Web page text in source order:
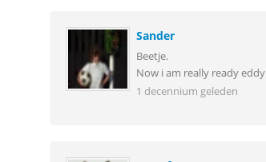
Sander
Beetje.
Now i am really ready eddy
1 decennium geleden